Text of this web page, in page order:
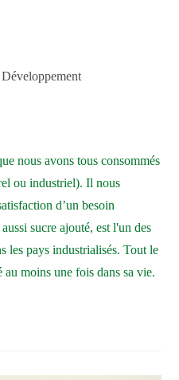
Développement
nous avons tous consommés
ou industriel). Il nous
d’un besoin
sucre ajouté, est l'un des
les pays industrialisés. Tout le
au moins une fois dans sa vie.